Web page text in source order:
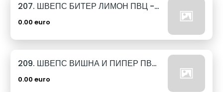
207. ШВЕПС БИТЕР ЛИМОН ПВЦ - 500МЛ.
0.00 euro
209. ШВЕПС ВИШНА И ПИПЕР ПВЦ - 500МЛ.
0.00 euro